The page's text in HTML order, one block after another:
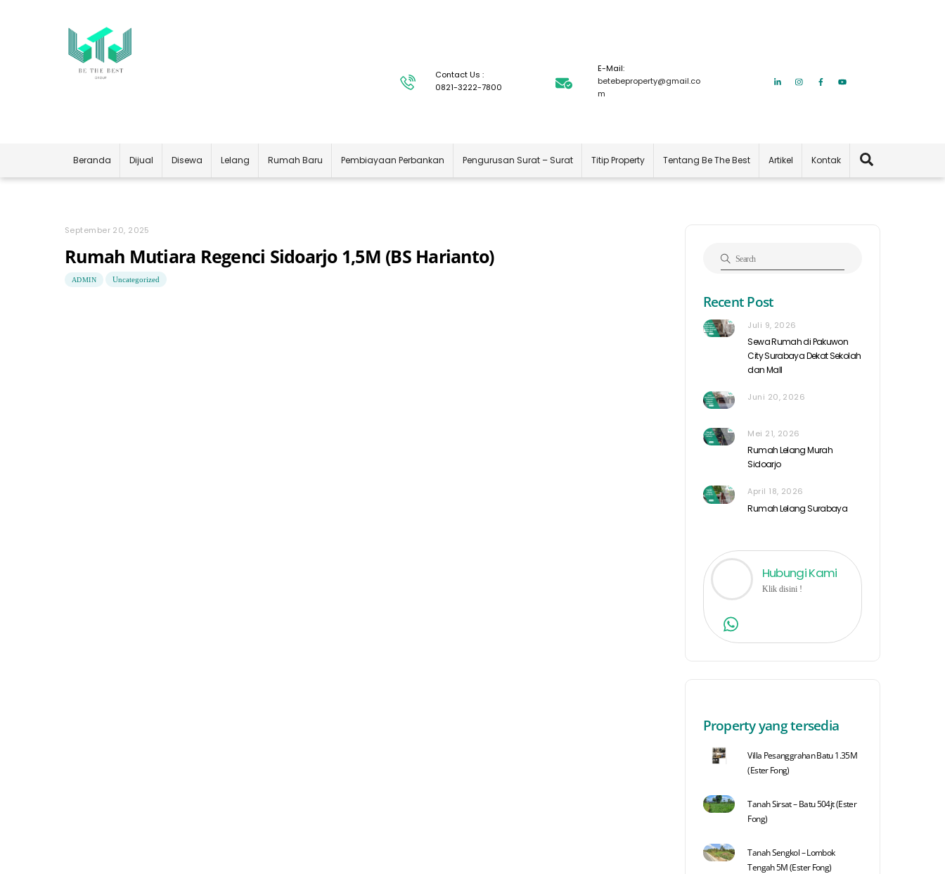
Beranda Dijual Disewa Lelang Rumah Baru Pembiayaan Perbankan Pengurusan Surat – Surat Titip Property Tentang Be The Best Artikel Kontak
Contact Us :
0821-3222-7800
E-Mail:
betebeproperty@gmail.co
m
September 20, 2025
Rumah Mutiara Regenci Sidoarjo 1,5M (BS Harianto)
ADMIN Uncategorized
Recent Post
Juli 9, 2026
Sewa Rumah di Pakuwon
City Surabaya Dekat Sekolah
dan Mall
Juni 20, 2026
Mei 21, 2026
Rumah Lelang Murah
Sidoarjo
April 18, 2026
Rumah Lelang Surabaya
Hubungi Kami
Klik disini !
Property yang tersedia
Villa Pesanggrahan Batu 1.35M
(Ester Fong)
Tanah Sirsat – Batu 504jt (Ester
Fong)
Tanah Sengkol – Lombok
Tengah 5M (Ester Fong)